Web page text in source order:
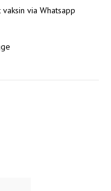
via Whatsapp